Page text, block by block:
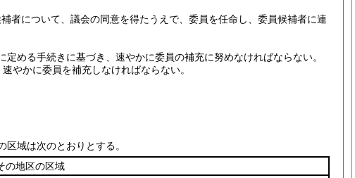
者について、議会の同意を得たうえで、委員を任命し、委員候補者に連
める手続きに基づき、速やかに委員の補充に努めなければならない。
やかに委員を補充しなければならない。
区域は次のとおりとする。
の地区の区域